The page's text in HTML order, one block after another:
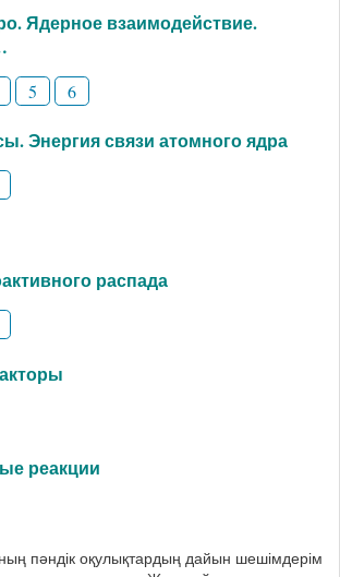
Ядерное взаимодействие.
5 6
Энергия связи атомного ядра
распада
реакции
пәндік оқулықтардың дайын шешімдерім